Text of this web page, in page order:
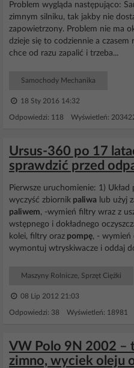
Problem wygląda następująco:
zimnym silniku, tak jakby nie
zapowietrzony. Problem nie ma
dzieje się to codziennie a
chce od razu zapalić i trzeba...
Samochody Mechanika
18 Sty 2016 14:32
Odpowiedzi: 118 Wyświetleń:
Ursus-360 po 17
sprawdzić przed
Pierwsze uruchomienie: 1)
wyczyść zbiornik paliwa lub użyj
paliwem, -wymień filtry wraz z
wstępnego i dokładnego
kolei, filtry oraz pompę, - wymień
wymontuj wtryskiwacze i oddaj
Maszyny Rolnicze, Sprzęt Ciężki
08 Lip 2012 21:03
Odpowiedzi: 38 Wyświetleń: 18981
VW Polo 9N 2002 –
zimno, wyciek oleju